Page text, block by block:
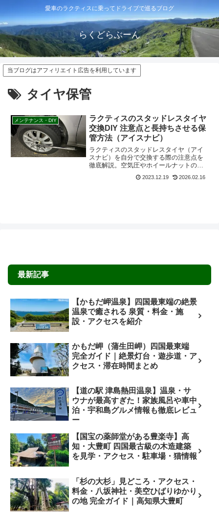
愛車のラクティスに乗ってドライブで巡るブログ
らくどらぶーん
当ブログはアフィリエイト広告を利用しています
タイヤ保管
メンテナンス・DIY
ラクティスのスタッドレスタイヤ
交換DIY 注意点と長持ちさせる保
管方法（アイスナビ）
ラクティスのスタッドレスタイヤ（アイ
スナビ）を自分で交換する際の注意点を
徹底解説。空気圧やホイールナットの締
め付けトルク、適切な保管方法まで、DIY
で安全に作業するためのポイントをまと
2023.12.19 2026.02.16
最新記事
【かもだ岬温泉】四国最東端の絶景
温泉で癒される 泉質・料金・施
設・アクセスを紹介
かもだ岬（蒲生田岬）四国最東端
完全ガイド｜絶景灯台・遊歩道・ア
クセス・滞在時間まとめ
【道の駅 津島熱田温泉】温泉・サ
ウナが最高すぎた！家族風呂や車中
泊・宇和島グルメ情報も徹底レビュ
ー
【国宝の薬師堂がある豊楽寺】高
知・大豊町 四国最古級の木造建築
を見学・アクセス・駐車場・猫情報
「杉の大杉」見どころ・アクセス・
料金・八坂神社・美空ひばりゆかり
の地 完全ガイド｜高知県大豊町